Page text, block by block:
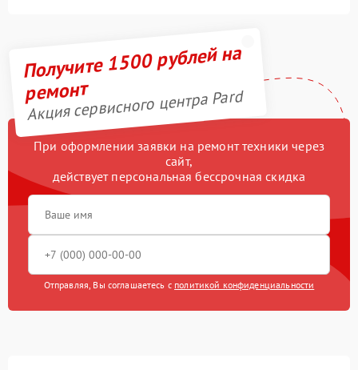
Получите 1500 рублей на
ремонт
Акция сервисного центра Pard
При оформлении заявки на ремонт техники через
сайт,
действует персональная бессрочная скидка
Отправляя, Вы соглашаетесь с политикой конфиденциальности